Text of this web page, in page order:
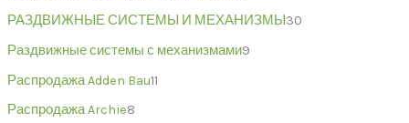
РАЗДВИЖНЫЕ СИСТЕМЫ И МЕХАНИЗМЫ 30
Раздвижные системы с механизмами9
Распродажа Adden Bau11
Распродажа Archie8